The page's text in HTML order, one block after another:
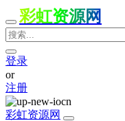
彩虹资源网
登录
or
注册
彩虹资源网